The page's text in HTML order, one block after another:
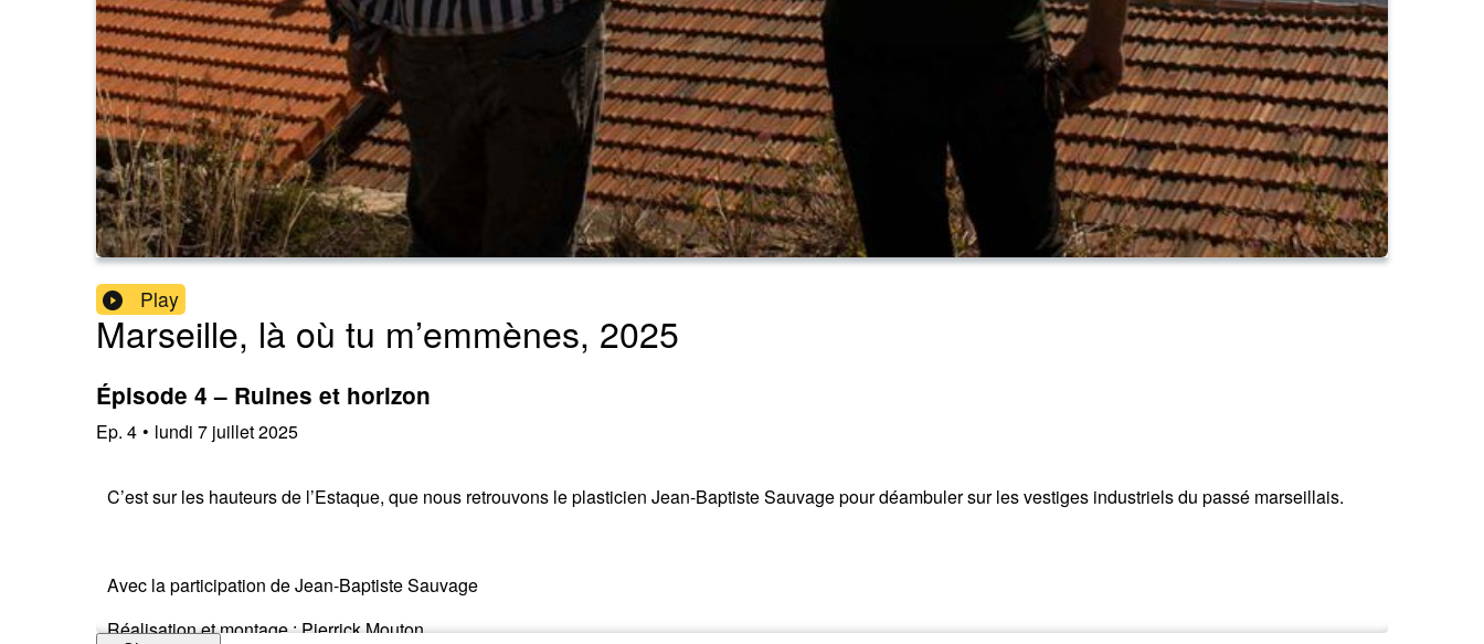
Play
Marseille, là où tu m’emmènes, 2025
Épisode 4 – Ruines et horizon
Ep. 4 • lundi 7 juillet 2025
C’est sur les hauteurs de l’Estaque, que nous retrouvons le plasticien Jean-Baptiste Sauvage pour déambuler sur les vestiges industriels du passé marseillais.
Avec la participation de Jean-Baptiste Sauvage
Réalisation et montage : Pierrick Mouton